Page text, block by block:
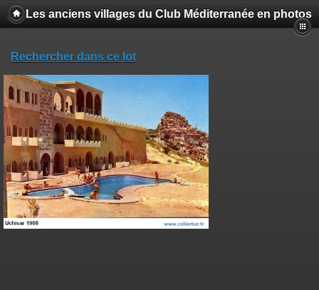
Les anciens villages du Club Méditerranée en photos
Rechercher dans ce lot